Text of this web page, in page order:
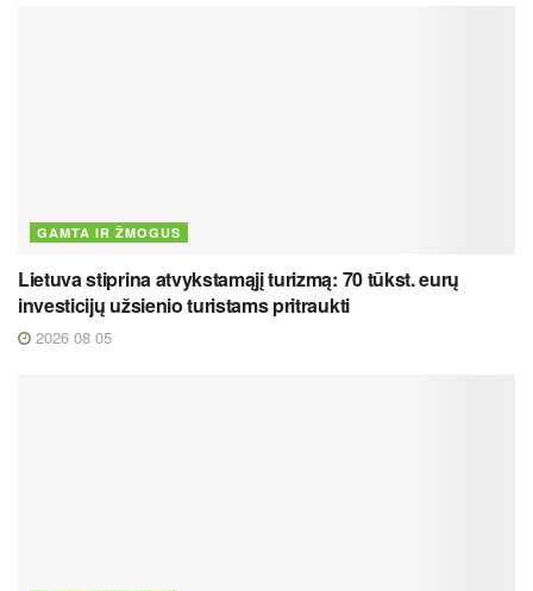
GAMTA IR ŽMOGUS
Lietuva stiprina atvykstamąjį turizmą: 70 tūkst. eurų
investicijų užsienio turistams pritraukti
2026 08 05